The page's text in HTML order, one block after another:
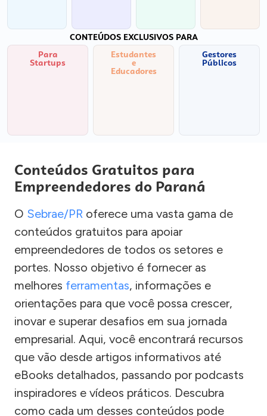
CONTEÚDOS EXCLUSIVOS PARA
Para
Startups
Estudantes
e
Educadores
Gestores
Públicos
Conteúdos Gratuitos para
Empreendedores do Paraná
O Sebrae/PR oferece uma vasta gama de
conteúdos gratuitos para apoiar
empreendedores de todos os setores e
portes. Nosso objetivo é fornecer as
melhores ferramentas, informações e
orientações para que você possa crescer,
inovar e superar desafios em sua jornada
empresarial. Aqui, você encontrará recursos
que vão desde artigos informativos até
eBooks detalhados, passando por podcasts
inspiradores e vídeos práticos. Descubra
como cada um desses conteúdos pode